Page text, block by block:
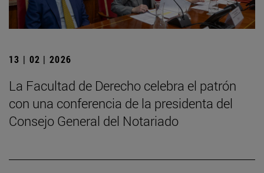
13 | 02 | 2026
La Facultad de Derecho celebra el patrón
con una conferencia de la presidenta del
Consejo General del Notariado